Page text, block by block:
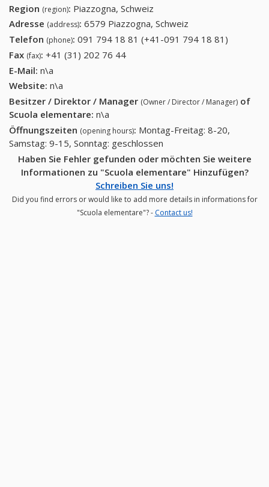
Region (region): Piazzogna, Schweiz
Adresse (address): 6579 Piazzogna, Schweiz
Telefon (phone): 091 794 18 81 (+41-091 794 18 81)
Fax (fax): +41 (31) 202 76 44
E-Mail: n\a
Website: n\a
Besitzer / Direktor / Manager (Owner / Director / Manager) of
Scuola elementare: n\a
Öffnungszeiten (opening hours): Montag-Freitag: 8-20,
Samstag: 9-15, Sonntag: geschlossen
Haben Sie Fehler gefunden oder möchten Sie weitere
Informationen zu "Scuola elementare" Hinzufügen?
Schreiben Sie uns!
Did you find errors or would like to add more details in informations for
"Scuola elementare"? - Contact us!